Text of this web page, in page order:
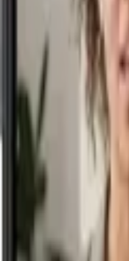
+550 resúmenes editoriales